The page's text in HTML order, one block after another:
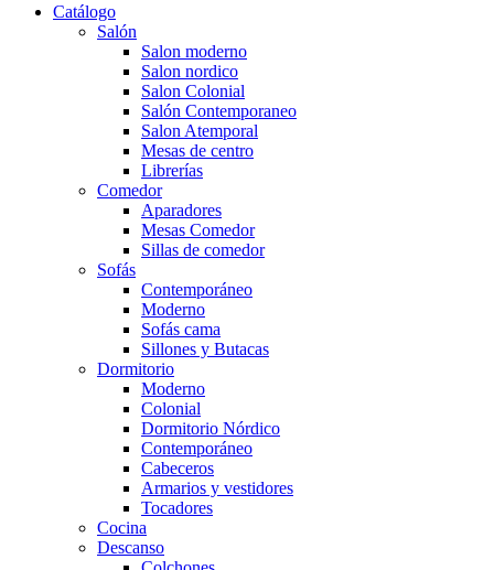
Catálogo
Salón
Salon moderno
Salon nordico
Salon Colonial
Salón Contemporaneo
Salon Atemporal
Mesas de centro
Librerías
Comedor
Aparadores
Mesas Comedor
Sillas de comedor
Sofás
Contemporáneo
Moderno
Sofás cama
Sillones y Butacas
Dormitorio
Moderno
Colonial
Dormitorio Nórdico
Contemporáneo
Cabeceros
Armarios y vestidores
Tocadores
Cocina
Descanso